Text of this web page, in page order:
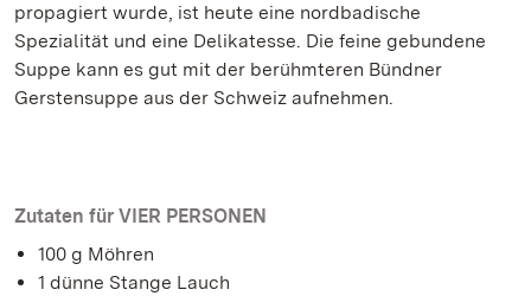
propagiert wurde, ist heute eine nordbadische
Spezialität und eine Delikatesse. Die feine gebundene
Suppe kann es gut mit der berühmteren Bündner
Gerstensuppe aus der Schweiz aufnehmen.
Zutaten für VIER PERSONEN
100 g Möhren
1 dünne Stange Lauch